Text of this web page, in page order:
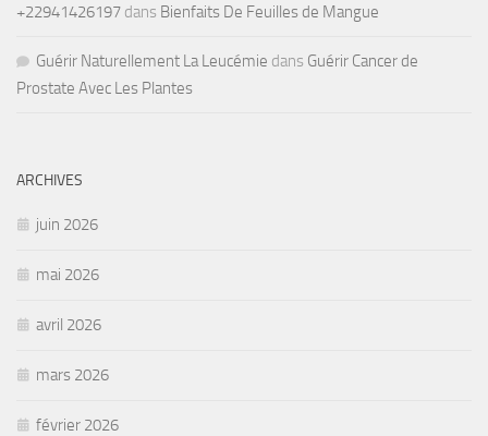
+22941426197 dans Bienfaits De Feuilles de Mangue
Guérir Naturellement La Leucémie dans Guérir Cancer de
Prostate Avec Les Plantes
ARCHIVES
juin 2026
mai 2026
avril 2026
mars 2026
février 2026